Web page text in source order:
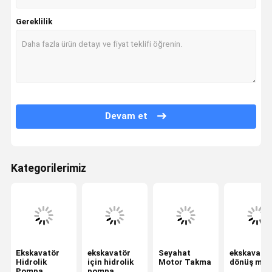
Gereklilik
Devam et
Kategorilerimiz
Ekskavatör
Hidrolik
ekskavatör
için hidrolik
Seyahat
Motor Takma
ekskavatör
dönüş